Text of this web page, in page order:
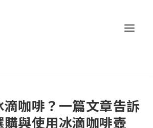
咖啡？一篇文章告訴
與使用冰滴咖啡壺